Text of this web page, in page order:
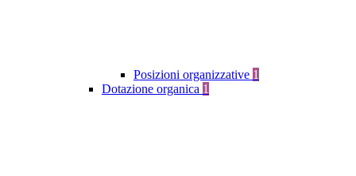
Posizioni organizzative 1
Dotazione organica 1